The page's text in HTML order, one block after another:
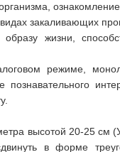
закаливающих
жизни,
режиме,
высотой 20-25 см
в форме